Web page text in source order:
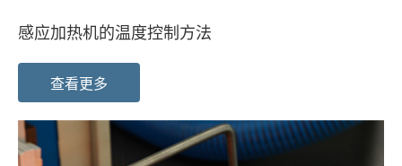
感应加热机的温度控制方法
查看更多